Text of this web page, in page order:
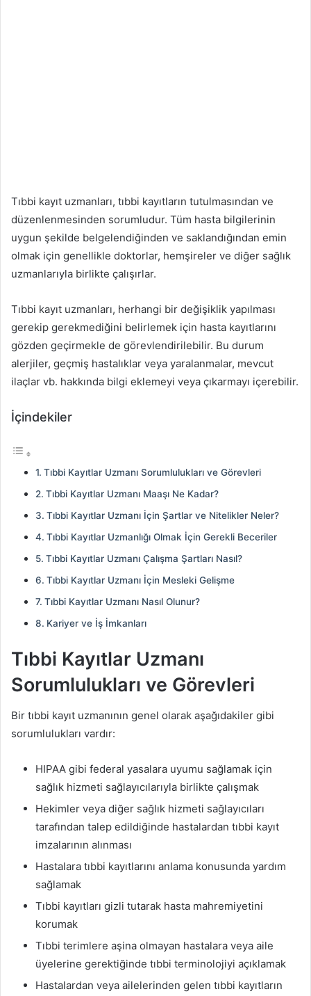
Tıbbi kayıt uzmanları, tıbbi kayıtların tutulmasından ve
düzenlenmesinden sorumludur. Tüm hasta bilgilerinin
uygun şekilde belgelendiğinden ve saklandığından emin
olmak için genellikle doktorlar, hemşireler ve diğer sağlık
uzmanlarıyla birlikte çalışırlar.
Tıbbi kayıt uzmanları, herhangi bir değişiklik yapılması
gerekip gerekmediğini belirlemek için hasta kayıtlarını
gözden geçirmekle de görevlendirilebilir. Bu durum
alerjiler, geçmiş hastalıklar veya yaralanmalar, mevcut
ilaçlar vb. hakkında bilgi eklemeyi veya çıkarmayı içerebilir.
İçindekiler
Tıbbi Kayıtlar Uzmanı Sorumlulukları ve Görevleri
Tıbbi Kayıtlar Uzmanı Maaşı Ne Kadar?
Tıbbi Kayıtlar Uzmanı İçin Şartlar ve Nitelikler Neler?
Tıbbi Kayıtlar Uzmanlığı Olmak İçin Gerekli Beceriler
Tıbbi Kayıtlar Uzmanı Çalışma Şartları Nasıl?
Tıbbi Kayıtlar Uzmanı İçin Mesleki Gelişme
Tıbbi Kayıtlar Uzmanı Nasıl Olunur?
Kariyer ve İş İmkanları
Tıbbi Kayıtlar Uzmanı
Sorumlulukları ve Görevleri
Bir tıbbi kayıt uzmanının genel olarak aşağıdakiler gibi
sorumlulukları vardır:
HIPAA gibi federal yasalara uyumu sağlamak için
sağlık hizmeti sağlayıcılarıyla birlikte çalışmak
Hekimler veya diğer sağlık hizmeti sağlayıcıları
tarafından talep edildiğinde hastalardan tıbbi kayıt
imzalarının alınması
Hastalara tıbbi kayıtlarını anlama konusunda yardım
sağlamak
Tıbbi kayıtları gizli tutarak hasta mahremiyetini
korumak
Tıbbi terimlere aşina olmayan hastalara veya aile
üyelerine gerektiğinde tıbbi terminolojiyi açıklamak
Hastalardan veya ailelerinden gelen tıbbi kayıtların